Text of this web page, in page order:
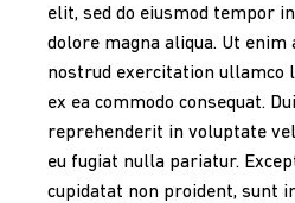
elit, sed do eiusmod tempor
dolore magna aliqua. Ut enim
nostrud exercitation ullamco
ex ea commodo consequat.
reprehenderit in voluptate
eu fugiat nulla pariatur.
cupidatat non proident, sunt